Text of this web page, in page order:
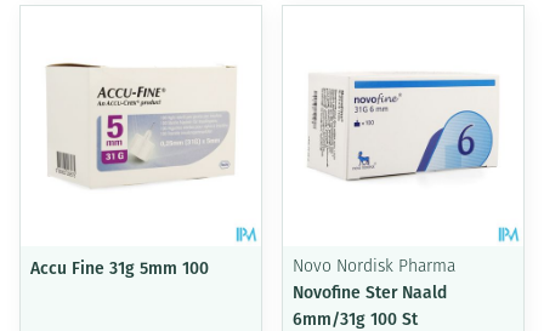
Accu Fine 31g 5mm 100 Novo Nordisk Pharma
Novofine Ster Naald
6mm/31g 100 St